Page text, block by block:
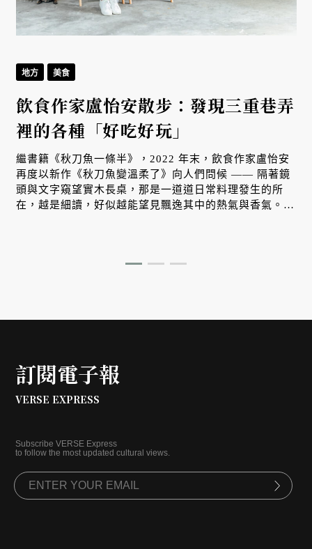
地方 美食
飲食作家盧怡安散步：發現三重巷弄
裡的各種「好吃好玩」
繼書籍《秋刀魚一條半》，2022 年末，飲食作家盧怡安
再度以新作《秋刀魚變溫柔了》向人們問候 —— 隔著鏡
頭與文字窺望實木長桌，那是一道道日常料理發生的所
在，越是細讀，好似越能望見飄逸其中的熱氣與香氣。在
走入三重幸福市場，參與盧怡安的一刻日常。
訂閱電子報
VERSE EXPRESS
Subscribe VERSE Express
to follow the most updated cultural views.